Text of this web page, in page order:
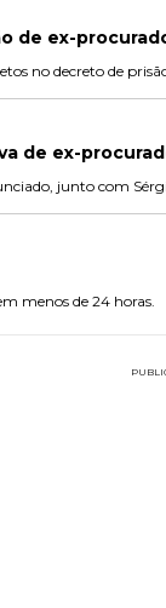
de ex-
no decreto de
de ex-
junto com
menos de 24 horas.